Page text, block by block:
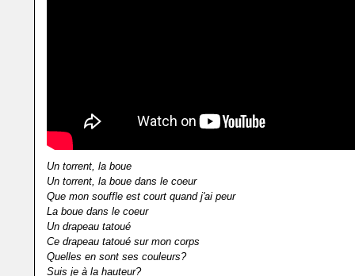
Un torrent, la boue
Un torrent, la boue dans le coeur
Que mon souffle est court quand j'ai peur
La boue dans le coeur
Un drapeau tatoué
Ce drapeau tatoué sur mon corps
Quelles en sont ses couleurs?
Suis je à la hauteur?